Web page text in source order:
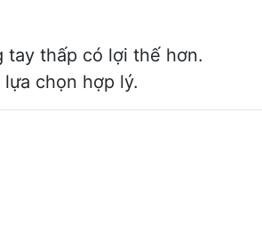
tay thấp có lợi thế hơn.
lựa chọn hợp lý.